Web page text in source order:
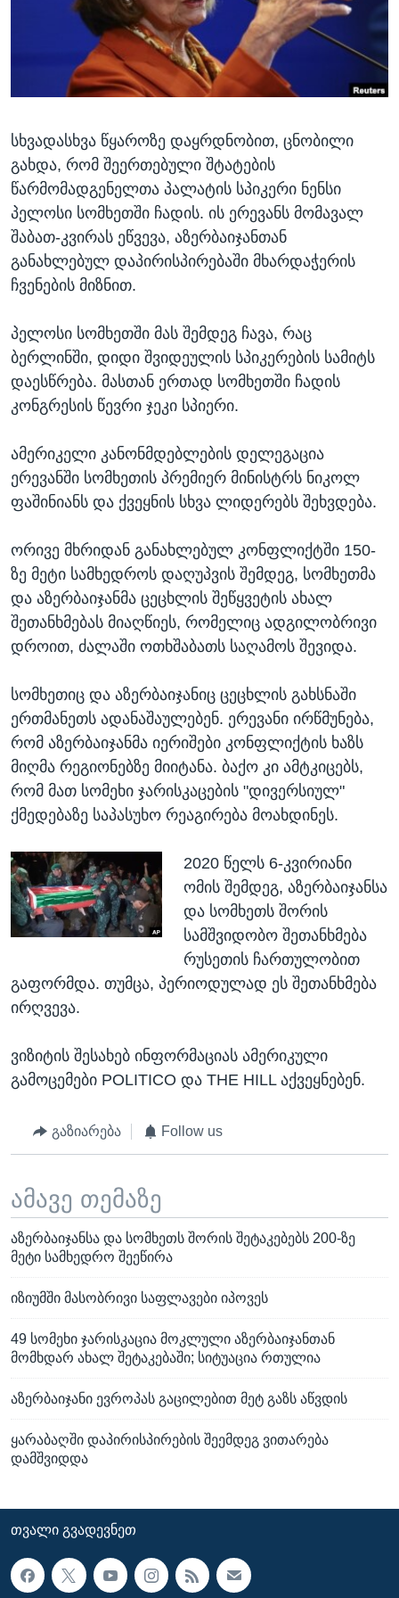
ᲡᲢᲣᲓᲘᲐ ᲕᲐᲨᲘᲜᲒᲢᲝᲜᲘ
ᲔᲙᲝᲜᲝᲛᲘᲙᲐ
ᲯᲐᲜᲛᲠᲗᲔᲚᲝᲑᲐ
ᲛᲔᲪᲜᲘᲔᲠᲔᲑᲐ
ᲙᲣᲚᲢᲣᲠᲐ
ᲒᲐᲚᲘᲚᲔᲝ
ᲓᲔᲖᲘᲜᲤᲝᲠᲛᲐᲪᲘᲐ
Learning English
ᲗᲕᲐᲚᲘ ᲒᲕᲐᲓᲔᲕᲜᲔᲗ
ენები
სხვადასხვა წყაროზე დაყრდნობით, ცნობილი
გახდა, რომ შეერთებული შტატების
წარმომადგენელთა პალატის სპიკერი ნენსი
პელოსი სომხეთში ჩადის. ის ერევანს მომავალ
შაბათ-კვირას ეწვევა, აზერბაიჯანთან
განახლებულ დაპირისპირებაში მხარდაჭერის
ჩვენების მიზნით.
პელოსი სომხეთში მას შემდეგ ჩავა, რაც
ბერლინში, დიდი შვიდეულის სპიკერების სამიტს
დაესწრება. მასთან ერთად სომხეთში ჩადის
კონგრესის წევრი ჯეკი სპიერი.
ამერიკელი კანონმდებლების დელეგაცია
ერევანში სომხეთის პრემიერ მინისტრს ნიკოლ
ფაშინიანს და ქვეყნის სხვა ლიდერებს შეხვდება.
ორივე მხრიდან განახლებულ კონფლიქტში 150-
ზე მეტი სამხედროს დაღუპვის შემდეგ, სომხეთმა
და აზერბაიჯანმა ცეცხლის შეწყვეტის ახალ
შეთანხმებას მიაღწიეს, რომელიც ადგილობრივი
დროით, ძალაში ოთხშაბათს საღამოს შევიდა.
სომხეთიც და აზერბაიჯანიც ცეცხლის გახსნაში
ერთმანეთს ადანაშაულებენ. ერევანი ირწმუნება,
რომ აზერბაიჯანმა იერიშები კონფლიქტის ხაზს
მიღმა რეგიონებზე მიიტანა. ბაქო კი ამტკიცებს,
რომ მათ სომეხი ჯარისკაცების "დივერსიულ"
ქმედებაზე საპასუხო რეაგირება მოახდინეს.
2020 წელს 6-კვირიანი
ომის შემდეგ, აზერბაიჯანსა
და სომხეთს შორის
სამშვიდობო შეთანხმება
რუსეთის ჩართულობით
გაფორმდა. თუმცა, პერიოდულად ეს შეთანხმება
ირღვევა.
ვიზიტის შესახებ ინფორმაციას ამერიკული
გამოცემები POLITICO და THE HILL აქვეყნებენ.
გაზიარება Follow us
ამავე თემაზე
აზერბაიჯანსა და სომხეთს შორის შეტაკებებს 200-ზე
მეტი სამხედრო შეეწირა
იზიუმში მასობრივი საფლავები იპოვეს
49 სომეხი ჯარისკაცია მოკლული აზერბაიჯანთან
მომხდარ ახალ შეტაკებაში; სიტუაცია რთულია
აზერბაიჯანი ევროპას გაცილებით მეტ გაზს აწვდის
ყარაბაღში დაპირისპირების შეემდეგ ვითარება
დამშვიდდა
ᲗᲕᲐᲚᲘ ᲒᲕᲐᲓᲔᲕᲜᲔᲗ